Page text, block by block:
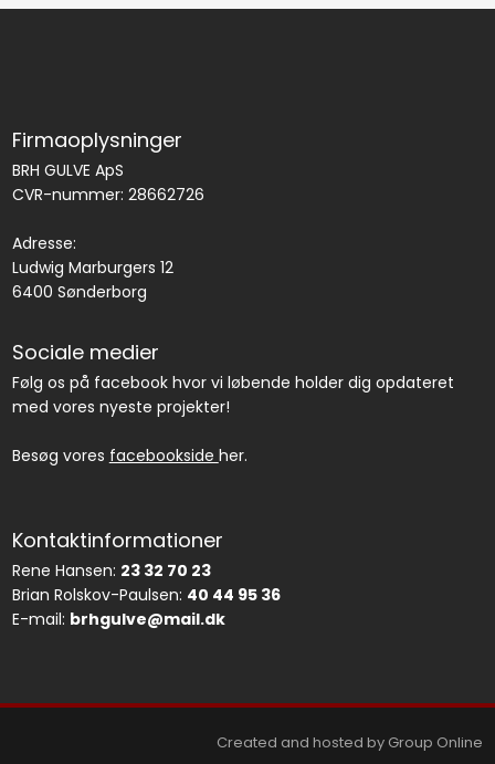
Firmaoplysninger
BRH GULVE ApS
CVR-nummer: 28662726
Adresse:
​Ludwig Marburgers 12
6400 Sønderborg
Sociale medier
Følg os på facebook hvor vi løbende holder dig opdateret
med vores nyeste projekter!
Besøg vores facebookside her.
Kontaktinformationer
Rene Hansen: 23 32 70 23
Brian Rolskov-Paulsen: 40 44 95 36
E-mail: brhgulve@mail.dk
Created and hosted by Group Online